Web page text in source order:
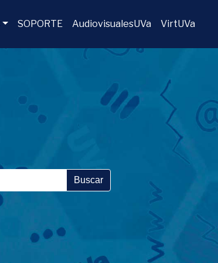
SOPORTE AudiovisualesUVa VirtUVa
Buscar